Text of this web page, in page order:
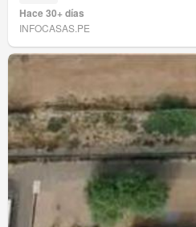
Hace 30+ días
INFOCASAS.PE